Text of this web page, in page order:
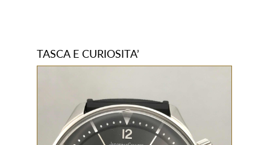
TASCA E CURIOSITA’